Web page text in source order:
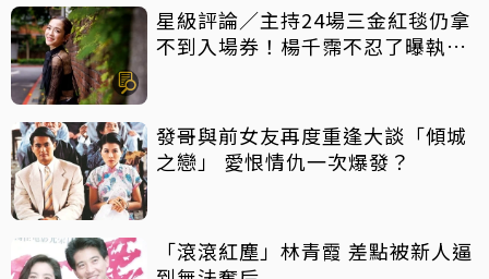
星級評論／主持24場三金紅毯仍拿
不到入場券！楊千霈不忍了曝執委
發哥與前女友再度重逢大談「傾城
之戀」 愛恨情仇一次爆發？
「滾滾紅塵」林青霞 差點被新人逼